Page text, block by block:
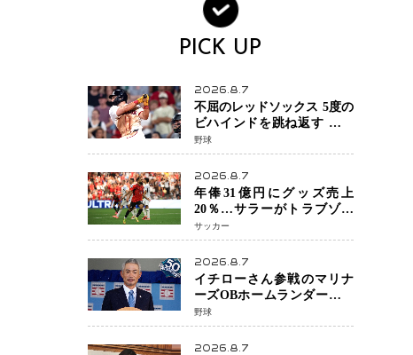
PICK UP
2026.8.7
不屈のレッドソックス 5度の
ビハインドを跳ね返す 延長
13回サヨナラ勝ち 吉田正尚
選手も2安打1打点で貢献 4得
点以上は驚異の28連勝
野球
2026.8.7
年俸31億円にグッズ売上
20％…サラーがトラブゾン
スポル加入 世界サッカーは
「五大リーグ一強」から新
時代へ
サッカー
2026.8.7
イチローさん参戦のマリナ
ーズOBホームランダービー
が無料生配信 北米ならで
はの“魅せる興行”に世界が
注目
野球
2026.8.7